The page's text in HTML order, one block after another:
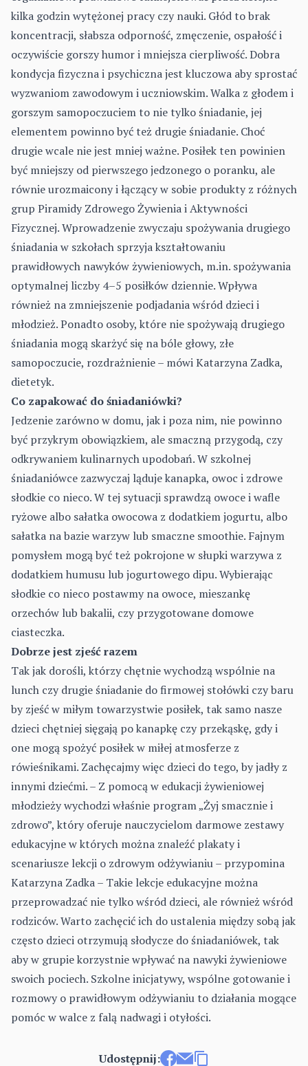
kilka godzin wytężonej pracy czy nauki. Głód to brak
koncentracji, słabsza odporność, zmęczenie, ospałość i
oczywiście gorszy humor i mniejsza cierpliwość. Dobra
kondycja fizyczna i psychiczna jest kluczowa aby sprostać
wyzwaniom zawodowym i uczniowskim. Walka z głodem i
gorszym samopoczuciem to nie tylko śniadanie, jej
elementem powinno być też drugie śniadanie. Choć
drugie wcale nie jest mniej ważne.Posiłekten powinien
być mniejszy od pierwszego jedzonego o poranku, ale
równie urozmaicony i łączący w sobie produkty z różnych
grup Piramidy Zdrowego Żywienia i Aktywności
Fizycznej. Wprowadzenie zwyczaju spożywania drugiego
śniadania w szkołach sprzyja kształtowaniu
prawidłowych nawyków żywieniowych, m.in. spożywania
optymalnej liczby 4–5 posiłków dziennie. Wpływa
również na zmniejszenie podjadania wśród dzieci i
młodzież. Ponadto osoby, które nie spożywają drugiego
śniadania mogą skarżyć się na bóle głowy, złe
samopoczucie, rozdrażnienie – mówi Katarzyna Zadka,
dietetyk.
Co zapakować do śniadaniówki?
Jedzenie zarówno w domu, jak i poza nim, nie powinno
być przykrym obowiązkiem, ale smaczną przygodą, czy
odkrywaniem kulinarnych upodobań. W szkolnej
śniadaniówce zazwyczaj ląduje kanapka, owoc i zdrowe
słodkie co nieco. W tej sytuacji sprawdzą owoce i wafle
ryżowe albo sałatka owocowa z dodatkiem jogurtu, albo
sałatka na bazie warzyw lub smaczne smoothie. Fajnym
pomysłem mogą być też pokrojone w słupki warzywa z
dodatkiem humusu lub jogurtowego dipu. Wybierając
słodkie co nieco postawmy na owoce, mieszankę
orzechów lub bakalii, czy przygotowane domowe
ciasteczka.
Dobrze jest zjeść razem
Tak jak dorośli, którzy chętnie wychodzą wspólnie na
lunch czy drugie śniadanie do firmowej stołówki czy baru
by zjeść w miłym towarzystwie posiłek, tak samo nasze
dzieci chętniej sięgają po kanapkę czy przekąskę, gdy i
one mogą spożyć posiłek w miłej atmosferze z
rówieśnikami. Zachęcajmy więc dzieci do tego, by jadły z
innymi dziećmi. – Z pomocą w edukacji żywieniowej
młodzieży wychodzi właśnie program „Żyj smacznie i
zdrowo”, który oferuje nauczycielom darmowe zestawy
edukacyjne w których można znaleźć plakaty i
scenariusze lekcji o zdrowym odżywianiu – przypomina
Katarzyna Zadka – Takie lekcje edukacyjne można
przeprowadzać nie tylko wśród dzieci, ale również wśród
rodziców. Warto zachęcić ich do ustalenia między sobą jak
często dzieci otrzymują słodycze do śniadaniówek, tak
aby w grupie korzystnie wpływać na nawyki żywieniowe
swoich pociech. Szkolne inicjatywy, wspólne gotowanie i
rozmowy o prawidłowym odżywianiu to działania mogące
pomóc w walce z falą nadwagi i otyłości.
Udostępnij: